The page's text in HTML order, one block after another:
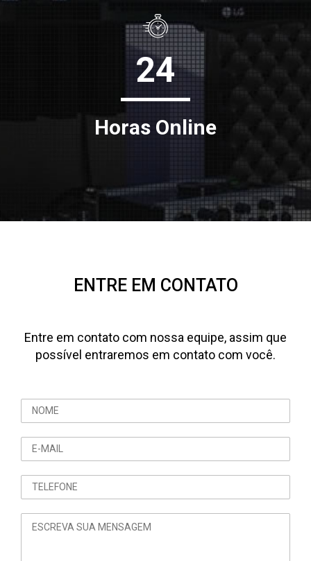
24
Horas Online
ENTRE EM CONTATO
Entre em contato com nossa equipe, assim que
possível entraremos em contato com você.